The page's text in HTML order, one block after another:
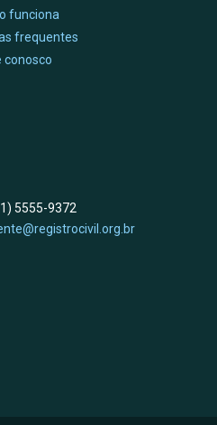
funciona
frequentes
conosco
5555-9372